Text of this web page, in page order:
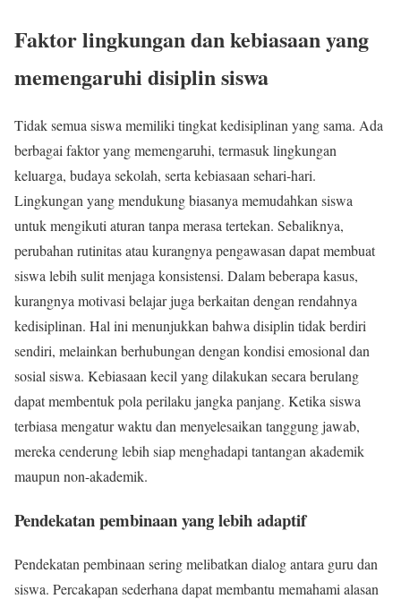
Faktor lingkungan dan kebiasaan yang
memengaruhi disiplin siswa
Tidak semua siswa memiliki tingkat kedisiplinan yang sama. Ada
berbagai faktor yang memengaruhi, termasuk lingkungan
keluarga, budaya sekolah, serta kebiasaan sehari-hari.
Lingkungan yang mendukung biasanya memudahkan siswa
untuk mengikuti aturan tanpa merasa tertekan. Sebaliknya,
perubahan rutinitas atau kurangnya pengawasan dapat membuat
siswa lebih sulit menjaga konsistensi. Dalam beberapa kasus,
kurangnya motivasi belajar juga berkaitan dengan rendahnya
kedisiplinan. Hal ini menunjukkan bahwa disiplin tidak berdiri
sendiri, melainkan berhubungan dengan kondisi emosional dan
sosial siswa. Kebiasaan kecil yang dilakukan secara berulang
dapat membentuk pola perilaku jangka panjang. Ketika siswa
terbiasa mengatur waktu dan menyelesaikan tanggung jawab,
mereka cenderung lebih siap menghadapi tantangan akademik
maupun non-akademik.
Pendekatan pembinaan yang lebih adaptif
Pendekatan pembinaan sering melibatkan dialog antara guru dan
siswa. Percakapan sederhana dapat membantu memahami alasan